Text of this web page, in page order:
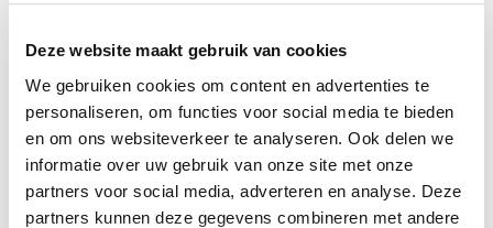
Deze website maakt gebruik van cookies
We gebruiken cookies om content en advertenties te
personaliseren, om functies voor social media te bieden
en om ons websiteverkeer te analyseren. Ook delen we
informatie over uw gebruik van onze site met onze
partners voor social media, adverteren en analyse. Deze
partners kunnen deze gegevens combineren met andere
Voor veel Joodse Amsterdammers was Kamp Westerbork op de
Drentse hei hun laatste verblijfplaats in Nederland. Het
doorgangskamp was door de nazi’s ingericht als een stad, waar
het normale leven zoveel mogelijk door kon gaan. De
gevangenen hoopten er zo lang mogelijk te blijven, want wie
op het wekelijkse transport naar het oosten werd gezet,
wachtte een inktzwarte toekomst.